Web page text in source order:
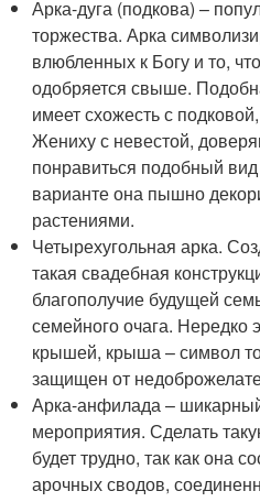
Арка-дуга (подкова) –
торжества. Арка
влюбленных к Богу и то,
одобряется свыше.
имеет схожесть с
Жениху с невестой,
понравиться подобный
варианте она пышно
растениями.
Четырехугольная арка.
такая свадебная
благополучие будущей
семейного очага. Нередко
крышей, крыша – символ
защищен от
Арка-анфилада –
мероприятия. Сделать
будет трудно, так как она
арочных сводов,